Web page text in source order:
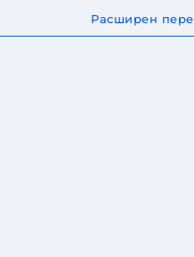
Расширен